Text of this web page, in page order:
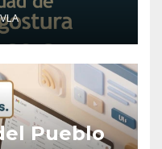
Digital
La
Pueblo